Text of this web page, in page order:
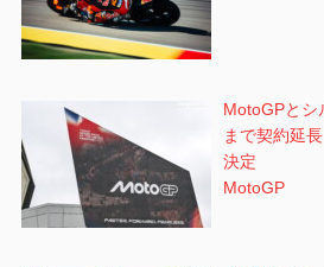
MotoGPとシ
まで契約延
決定
MotoGP